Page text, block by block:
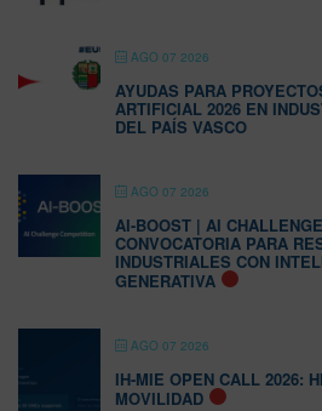
AGO 07 2026
AYUDAS PARA
ARTIFICIAL 2026 EN
DEL PAÍS VASCO
AGO 07 2026
AI-BOOST | AI
CONVOCATORIA PARA
INDUSTRIALES CON
GENERATIVA
AGO 07 2026
IH-MIE OPEN CALL 2026:
MOVILIDAD